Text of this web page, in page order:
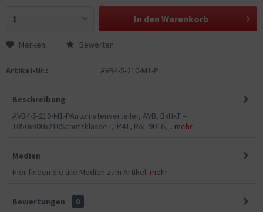
In den Warenkorb
Merken Bewerten
Artikel-Nr.: AVB4-5-210-M1-P
Beschreibung
AVB4-5-210-M1-PAutomatenverteiler, AVB, BxHxT =
1050x800x210Schutzklasse I, IP41, RAL 9016,... mehr
Medien
Hier finden Sie alle Medien zum Artikel. mehr
Bewertungen
0